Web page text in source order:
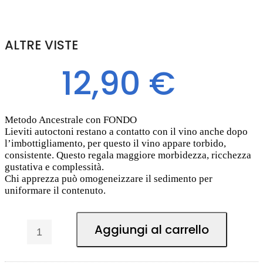
ALTRE VISTE
12,90 €
Metodo Ancestrale con FONDO
Lieviti autoctoni restano a contatto con il vino anche dopo
l’imbottigliamento, per questo il vino appare torbido,
consistente. Questo regala maggiore morbidezza, ricchezza
gustativa e complessità.
Chi apprezza può omogeneizzare il sedimento per
uniformare il contenuto.
Aggiungi al carrello